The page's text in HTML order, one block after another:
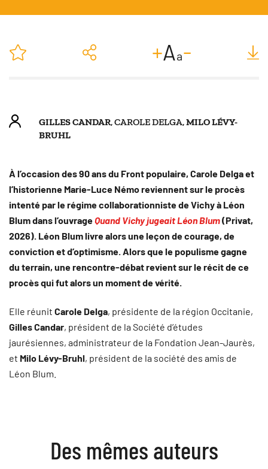
+Aa-
GILLES CANDAR, CAROLE DELGA,MILO LÉVY-
BRUHL
À l’occasion des 90 ans du Front populaire, Carole Delga et
l’historienne Marie-Luce Némo reviennent sur le procès
intenté par le régime collaborationniste de Vichy à Léon
Blum dans l’ouvrageQuand Vichy jugeait Léon Blum(Privat,
2026). Léon Blum livre alors une leçon de courage, de
conviction et d’optimisme. Alors que le populisme gagne
du terrain, une rencontre-débat revient sur le récit de ce
procès qui fut alors un moment de vérité.
Elle réunit Carole Delga, présidente de la région Occitanie,
Gilles Candar, président de la Société d’études
jaurésiennes, administrateur de la Fondation Jean-Jaurès,
et Milo Lévy-Bruhl, président de la société des amis de
Léon Blum.
Des mêmes auteurs